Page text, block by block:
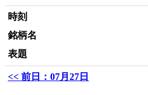
時刻
銘柄名
表題
<< 前日：07月27日